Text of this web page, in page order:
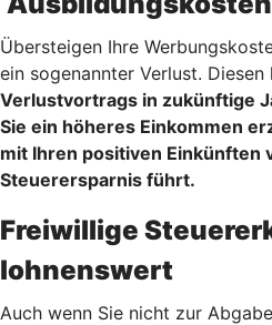
Übersteigen Ihre
ein sogenannter Verlust.
Verlustvortrags in zukünftige
Sie ein höheres Einkommen
mit Ihren positiven Einkünften
Steuerersparnis führt.
Freiwillige
lohnenswert
Auch wenn Sie nicht zur